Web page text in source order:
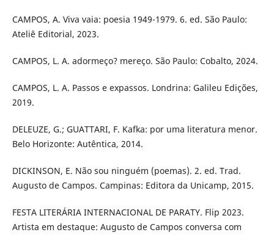
CAMPOS, A. Viva vaia: poesia 1949-1979. 6. ed. São Paulo:
Ateliê Editorial, 2023.
CAMPOS, L. A. adormeço? mereço. São Paulo: Cobalto, 2024.
CAMPOS, L. A. Passos e expassos. Londrina: Galileu Edições,
2019.
DELEUZE, G.; GUATTARI, F. Kafka: por uma literatura menor.
Belo Horizonte: Autêntica, 2014.
DICKINSON, E. Não sou ninguém (poemas). 2. ed. Trad.
Augusto de Campos. Campinas: Editora da Unicamp, 2015.
FESTA LITERÁRIA INTERNACIONAL DE PARATY. Flip 2023.
Artista em destaque: Augusto de Campos conversa com